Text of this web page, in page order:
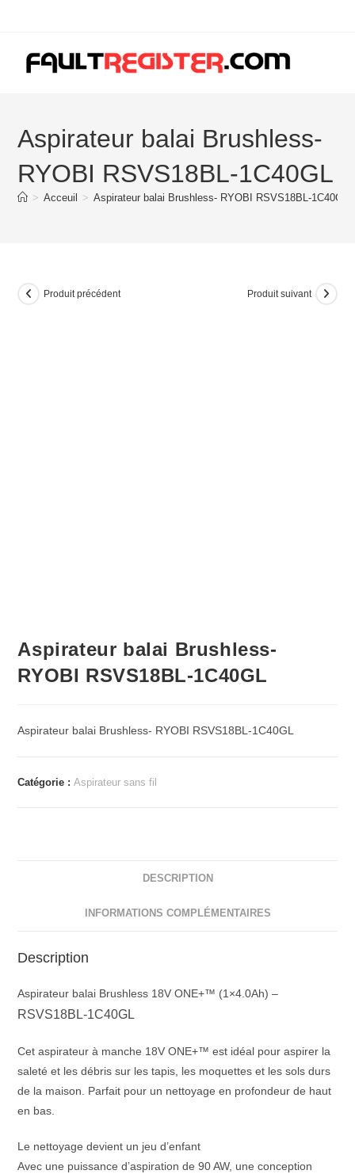
Aspirateur balai Brushless-
RYOBI RSVS18BL-1C40GL
> Acceuil > Aspirateur balai Brushless- RYOBI RSVS18BL-1C40GL
Produit précédent Produit suivant
Aspirateur balai Brushless-
RYOBI RSVS18BL-1C40GL
Aspirateur balai Brushless- RYOBI RSVS18BL-1C40GL
Catégorie :Aspirateur sans fil
DESCRIPTION
INFORMATIONS COMPLÉMENTAIRES
Description
Aspirateur balai Brushless 18V ONE+™ (1×4.0Ah) –
RSVS18BL-1C40GL
Cet aspirateur à manche 18V ONE+™ est idéal pour aspirer la
saleté et les débris sur les tapis, les moquettes et les sols durs
de la maison. Parfait pour un nettoyage en profondeur de haut
en bas.
Le nettoyage devient un jeu d’enfant
Avec une puissance d’aspiration de 90 AW, une conception